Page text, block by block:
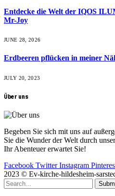
Entdecke die Welt der IQOS
Mr-Joy
JUNE 28, 2026
Erdbeeren pflücken in meiner
JULY 20, 2023
Über uns
Begeben Sie sich mit uns auf
Sie die Wunder der Welt durch
Ihr Abenteuer erwartet Sie!
Facebook Twitter Instagram
2023 © Ev-kirche-hildesheim-